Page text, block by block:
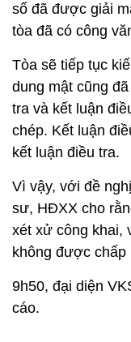
số đã được giải
tòa đã có công
Tòa sẽ tiếp tục
dung mật cũng
tra và kết luận
chép. Kết luận
kết luận điều tra.
Vì vậy, với đề
sư, HĐXX cho
xét xử công khai,
không được chấp
9h50, đại diện
cáo.